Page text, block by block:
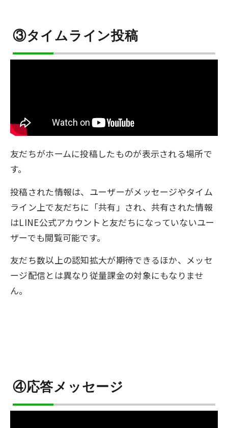
③タイムライン投稿
友だちがホームに投稿したものが表示される場所で
す。
投稿された情報は、ユーザーがメッセージやタイム
ライン上で友だちに「共有」され、共有された情報
はLINE公式アカウントと友だちになっていないユー
ザーでも閲覧可能です。
友だち数以上の認知拡大が期待できるほか、メッセ
ージ配信とは異なり従量課金の対象にもなりませ
ん。
④応答メッセージ